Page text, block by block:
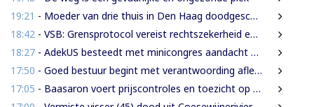
19:21 - Moeder van drie thuis in Den Haag doodgeschoten; verdachte ex-partner opgepakt na vluchten
18:42 - VSB: Grensprotocol vereist rechtszekerheid en harde waarborgen
18:27 - AdekUS besteedt met minicongres aandacht aan cultureel erfgoed
17:50 - Goed bestuur begint met verantwoording afleggen
17:05 - Baasaron voert prijscontroles en toezicht op voedselveiligheid op